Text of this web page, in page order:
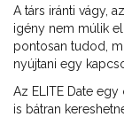
A társ iránti vágy,
igény nem múlik
pontosan tudod,
nyújtani egy
Az ELITE Date
is bátran